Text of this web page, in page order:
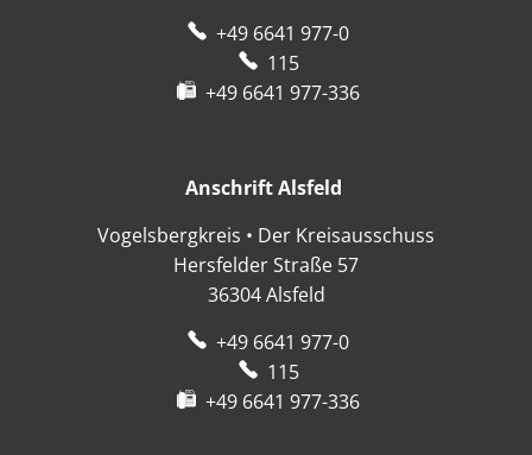
+49 6641 977-0
115
+49 6641 977-336
Anschrift Alsfeld
Vogelsbergkreis • Der Kreisausschuss
Hersfelder Straße 57
36304 Alsfeld
+49 6641 977-0
115
+49 6641 977-336